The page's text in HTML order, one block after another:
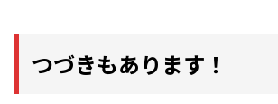
つづきもあります！